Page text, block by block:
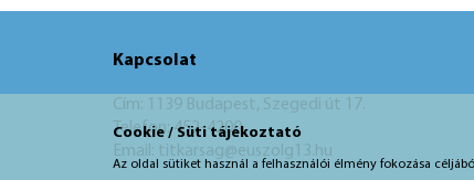
Cookie / Süti tájékoztató
Az oldal sütiket használ a felhasználói élmény fokozása
Kapcsolat
Cím: 1139 Budapest, Szegedi út 17.
Telefon: 452-4200
Email: titkarsag@euszolg13.hu